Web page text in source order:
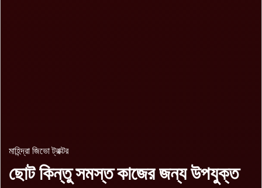
মাহিন্দ্রা জিভো ট্রাক্টর
ছোট কিন্তু সমস্তকাজের জন্য উপযুক্ত